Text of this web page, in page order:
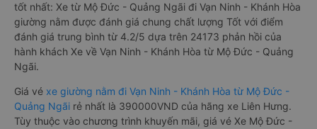
tốt nhất: Xe từ Mộ Đức - Quảng Ngãi đi Vạn Ninh - Khánh Hòa
giường nằm được đánh giá chung chất lượng Tốt với điểm
đánh giá trung bình từ 4.2/5 dựa trên 24173 phản hồi của
hành khách Xe về Vạn Ninh - Khánh Hòa từ Mộ Đức - Quảng
Ngãi.
Giá vé xe giường nằm đi Vạn Ninh - Khánh Hòa từ Mộ Đức -
Quảng Ngãi rẻ nhất là 390000VND của hãng xe Liên Hưng.
Tùy thuộc vào chương trình khuyến mãi, giá vé Xe Mộ Đức -